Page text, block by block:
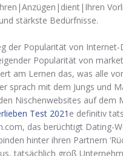
stärkste Bedürfnisse.
der Popularität von
Popularität von
am Lernen das, was alle
sprach mit dem Jungs und
Nischenwebsites auf dem
Test 2021 e definitiv
das berüchtigt Dating-
hinter ihren Partnern
tatsächlich groß